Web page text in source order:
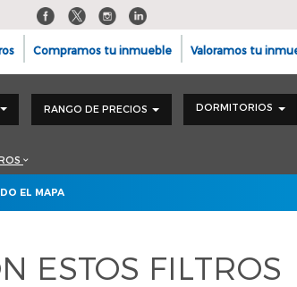
Compramos tu inmueble Valoramos tu
RANGO DE PRECIOS DORMITORIOS
EL MAPA
ESTOS FILTROS